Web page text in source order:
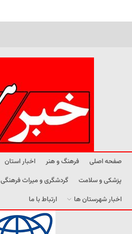
صفحه اصلی فرهنگ و هنر اخبار استان
پزشکی و سلامت
گردشگری و میراث فرهنگی
اخبار شهرستان ها
ارتباط با ما